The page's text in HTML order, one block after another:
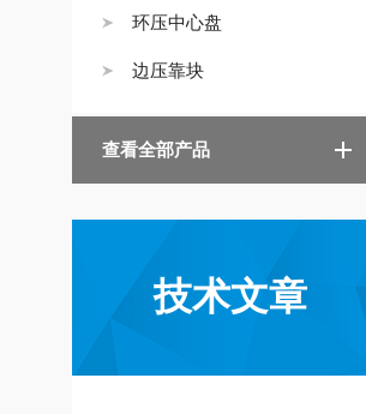
环压中心盘
边压靠块
查看全部产品
技术文章